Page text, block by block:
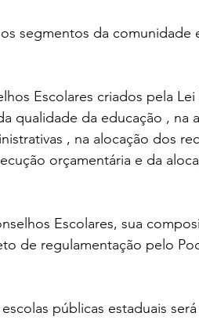
segmentos da comunidade
Escolares criados pela Lei
qualidade da educação , na
, na alocação dos
orçamentária e da
Escolares, sua
de regulamentação pelo
públicas estaduais